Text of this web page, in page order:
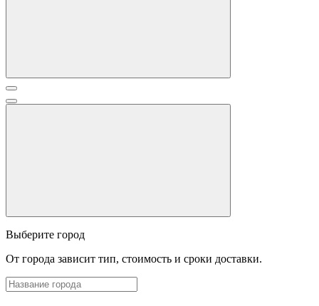
Выберите город
От города зависит тип, стоимость и сроки доставки.